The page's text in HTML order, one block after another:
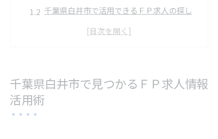
千葉県白井市で活用できるＦＰ求人の探し
ＦＰ求人を目指すなら郵便番号の正確確認がカ
ギ
千葉県白井市で見つかるＦＰ求人情報
活用術